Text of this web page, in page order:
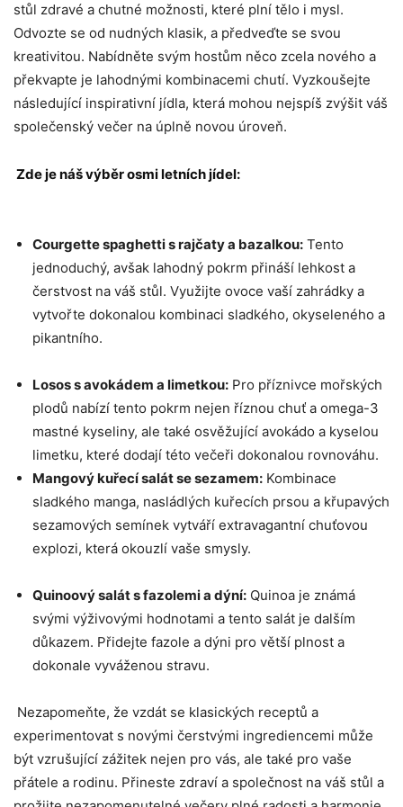
stůl zdravé a⁢ chutné možnosti, které plní tělo i mysl.
⁣Odvozte se od nudných⁣ klasik,⁢ a předveďte se svou
kreativitou. Nabídněte svým hostům ⁢něco zcela nového a
překvapte⁣ je lahodnými kombinacemi chutí. Vyzkoušejte
následující ⁣inspirativní jídla,‍ která mohou nejspíš zvýšit ⁣váš
společenský večer ​na úplně ‍novou úroveň.
⁣ Zde je náš výběr osmi letních jídel:
Courgette spaghetti s rajčaty a bazalkou: Tento
jednoduchý,⁢ avšak lahodný ‍pokrm přináší​ lehkost a
čerstvost na váš stůl. Využijte ovoce ⁤vaší zahrádky a
vytvořte dokonalou kombinaci sladkého, okyseleného a⁣
pikantního.
Losos s avokádem a ‍limetkou: Pro příznivce mořských
plodů nabízí⁢ tento pokrm nejen říznou‌ chuť a omega-3
mastné kyseliny, ale také osvěžující avokádo⁣ a kyselou
limetku,⁣ které dodají této večeři dokonalou‌ rovnováhu.
Mangový kuřecí salát se sezamem: Kombinace
sladkého⁣ manga, nasládlých kuřecích prsou a křupavých
sezamových semínek⁢ vytváří extravagantní chuťovou
explozi, která​ okouzlí vaše smysly.
Quinoový salát‌ s fazolemi ​a ​dýní: Quinoa je známá
svými výživovými hodnotami⁢ a tento salát je dalším
důkazem. Přidejte fazole a dýni ⁢pro větší plnost a
dokonale vyváženou stravu.
‌ Nezapomeňte, že vzdát se klasických receptů ​a
experimentovat‍ s novými čerstvými ingrediencemi může
být vzrušující zážitek ‍nejen pro vás, ale také pro vaše
přátele a rodinu. Přineste zdraví a společnost na váš‍ stůl a